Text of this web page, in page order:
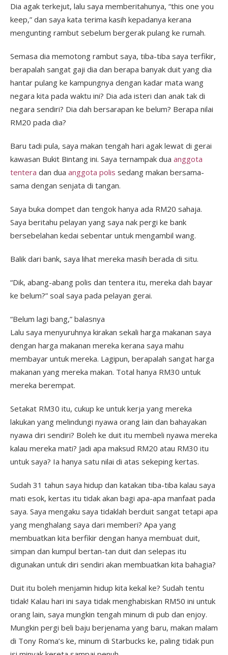
Dia agak terkejut, lalu saya memberitahunya, “this one you
keep,” dan saya kata terima kasih kepadanya kerana
mengunting rambut sebelum bergerak pulang ke rumah.
Semasa dia memotong rambut saya, tiba-tiba saya terfikir,
berapalah sangat gaji dia dan berapa banyak duit yang dia
hantar pulang ke kampungnya dengan kadar mata wang
negara kita pada waktu ini? Dia ada isteri dan anak tak di
negara sendiri? Dia dah bersarapan ke belum? Berapa nilai
RM20 pada dia?
Baru tadi pula, saya makan tengah hari agak lewat di gerai
kawasan Bukit Bintang ini. Saya ternampak dua anggota
tentera dan dua anggota polis sedang makan bersama-
sama dengan senjata di tangan.
Saya buka dompet dan tengok hanya ada RM20 sahaja.
Saya beritahu pelayan yang saya nak pergi ke bank
bersebelahan kedai sebentar untuk mengambil wang.
Balik dari bank, saya lihat mereka masih berada di situ.
“Dik, abang-abang polis dan tentera itu, mereka dah bayar
ke belum?” soal saya pada pelayan gerai.
“Belum lagi bang,” balasnya
Lalu saya menyuruhnya kirakan sekali harga makanan saya
dengan harga makanan mereka kerana saya mahu
membayar untuk mereka. Lagipun, berapalah sangat harga
makanan yang mereka makan. Total hanya RM30 untuk
mereka berempat.
Setakat RM30 itu, cukup ke untuk kerja yang mereka
lakukan yang melindungi nyawa orang lain dan bahayakan
nyawa diri sendiri? Boleh ke duit itu membeli nyawa mereka
kalau mereka mati? Jadi apa maksud RM20 atau RM30 itu
untuk saya? Ia hanya satu nilai di atas sekeping kertas.
Sudah 31 tahun saya hidup dan katakan tiba-tiba kalau saya
mati esok, kertas itu tidak akan bagi apa-apa manfaat pada
saya. Saya mengaku saya tidaklah berduit sangat tetapi apa
yang menghalang saya dari memberi? Apa yang
membuatkan kita berfikir dengan hanya membuat duit,
simpan dan kumpul bertan-tan duit dan selepas itu
digunakan untuk diri sendiri akan membuatkan kita bahagia?
Duit itu boleh menjamin hidup kita kekal ke? Sudah tentu
tidak! Kalau hari ini saya tidak menghabiskan RM50 ini untuk
orang lain, saya mungkin tengah minum di pub dan enjoy.
Mungkin pergi beli baju berjenama yang baru, makan malam
di Tony Roma’s ke, minum di Starbucks ke, paling tidak pun